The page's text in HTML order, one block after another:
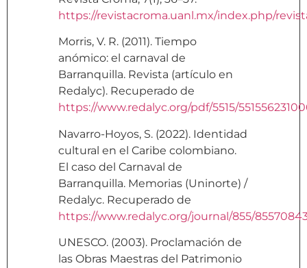
https://revistacroma.uanl.mx/index.php/
Morris, V. R. (2011). Tiempo
anómico: el carnaval de
Barranquilla. Revista (artículo en
Redalyc). Recuperado de
https://www.redalyc.org/pdf/5515/
Navarro-Hoyos, S. (2022). Identidad
cultural en el Caribe colombiano.
El caso del Carnaval de
Barranquilla. Memorias (Uninorte) /
Redalyc. Recuperado de
https://www.redalyc.org/journal/855/
UNESCO. (2003). Proclamación de
las Obras Maestras del Patrimonio